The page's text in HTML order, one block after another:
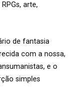
arte,
de fantasia
com a nossa,
e o
simples